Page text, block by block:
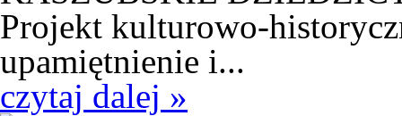
Projekt kulturowo-
upamiętnienie i...
czytaj dalej »